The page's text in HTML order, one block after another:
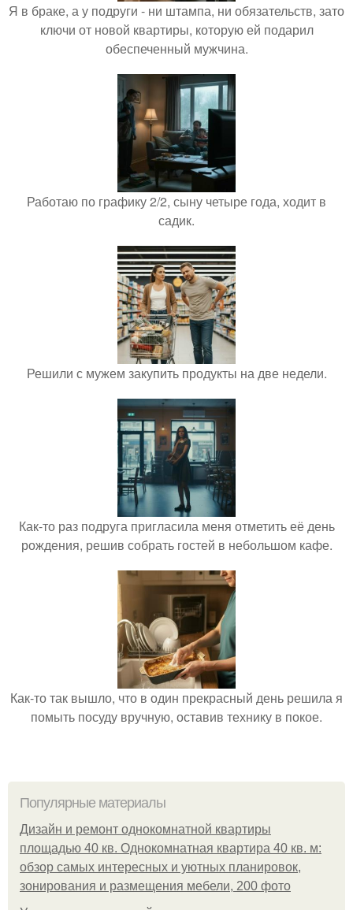
Я в браке, а у подруги - ни штампа, ни обязательств, зато
ключи от новой квартиры, которую ей подарил
обеспеченный мужчина.
Работаю по графику 2/2, сыну четыре года, ходит в
садик.
Решили с мужем закупить продукты на две недели.
Как-то раз подруга пригласила меня отметить её день
рождения, решив собрать гостей в небольшом кафе.
Как-то так вышло, что в один прекрасный день решила я
помыть посуду вручную, оставив технику в покое.
Популярные материалы
Дизайн и ремонт однокомнатной квартиры
площадью 40 кв. Однокомнатная квартира 40 кв. м:
обзор самых интересных и уютных планировок,
зонирования и размещения мебели, 200 фото